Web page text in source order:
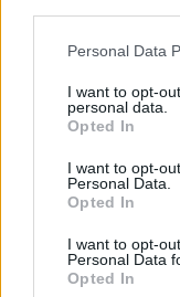
Personal Data
I want to opt-
personal data.
Opted In
I want to opt-
Personal Data.
Opted In
I want to opt-
Personal Data
Opted In
μόνο στα
συμπολίτες
πόλη σου και
Μετά το πέρας
και υποψήφιος
τις αφιερώσεις
που έκαναν
Νίκου